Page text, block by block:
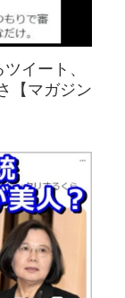
イート、
【マガジン